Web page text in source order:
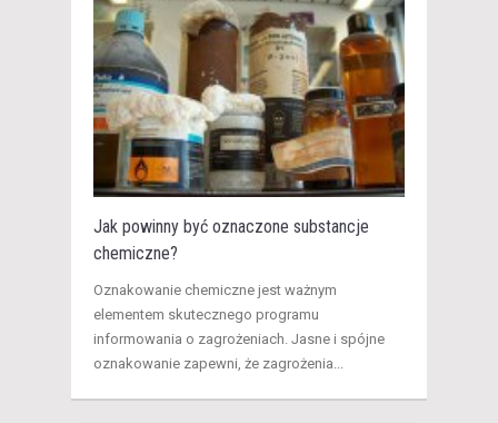
Jak powinny być oznaczone substancje
chemiczne?
Oznakowanie chemiczne jest ważnym
elementem skutecznego programu
informowania o zagrożeniach. Jasne i spójne
oznakowanie zapewni, że zagrożenia...